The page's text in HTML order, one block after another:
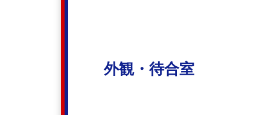
外観・待合室